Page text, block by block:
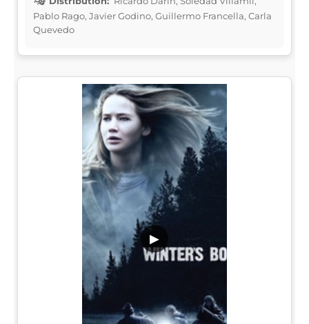
Pablo Rago, Javier Godino, Guillermo Francella, Carla
Quevedo
▶